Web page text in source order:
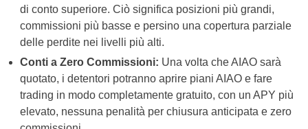
di conto superiore. Ciò significa posizioni più grandi,
commissioni più basse e persino una copertura parziale
delle perdite nei livelli più alti.
Conti a Zero Commissioni: Una volta che AIAO sarà
quotato, i detentori potranno aprire piani AIAO e fare
trading in modo completamente gratuito, con un APY più
elevato, nessuna penalità per chiusura anticipata e zero